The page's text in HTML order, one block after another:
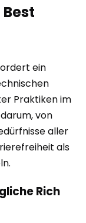
ein
Praktiken im
von
aller
als
Rich